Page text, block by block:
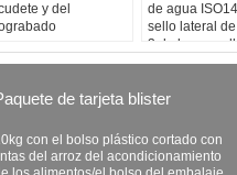
y del
de agua
sello lateral
3 de la
de tarjeta blister
con el bolso plástico cortado con
del arroz del acondicionamiento